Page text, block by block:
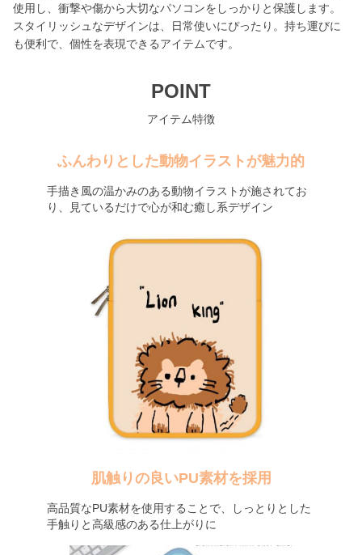
使用し、衝撃や傷から大切なパソコンをしっかりと保護します。
スタイリッシュなデザインは、日常使いにぴったり。持ち運びに
も便利で、個性を表現できるアイテムです。
POINT
アイテム特徴
ふんわりとした動物イラストが魅力的
手描き風の温かみのある動物イラストが施されてお
り、見ているだけで心が和む癒し系デザイン
肌触りの良いPU素材を採用
高品質なPU素材を使用することで、しっとりとした
手触りと高級感のある仕上がりに